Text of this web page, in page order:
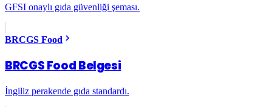
GFSI onaylı gıda güvenliği şeması.
BRCGS Food
BRCGS Food Belgesi
İngiliz perakende gıda standardı.